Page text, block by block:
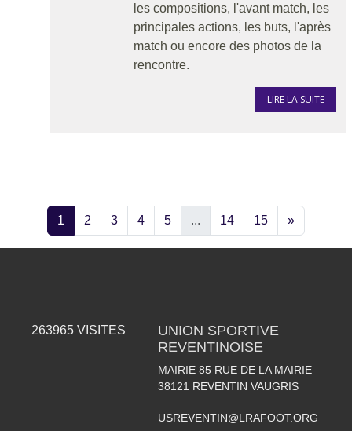
les compositions, l'avant match, les
principales actions, les buts, l'après
match ou encore des photos de la
rencontre.
LIRE LA SUITE
1 2 3 4 5 ... 14 15 »
263965 VISITES
UNION SPORTIVE
REVENTINOISE
MAIRIE 85 RUE DE LA MAIRIE
38121 REVENTIN VAUGRIS
USREVENTIN@LRAFOOT.ORG